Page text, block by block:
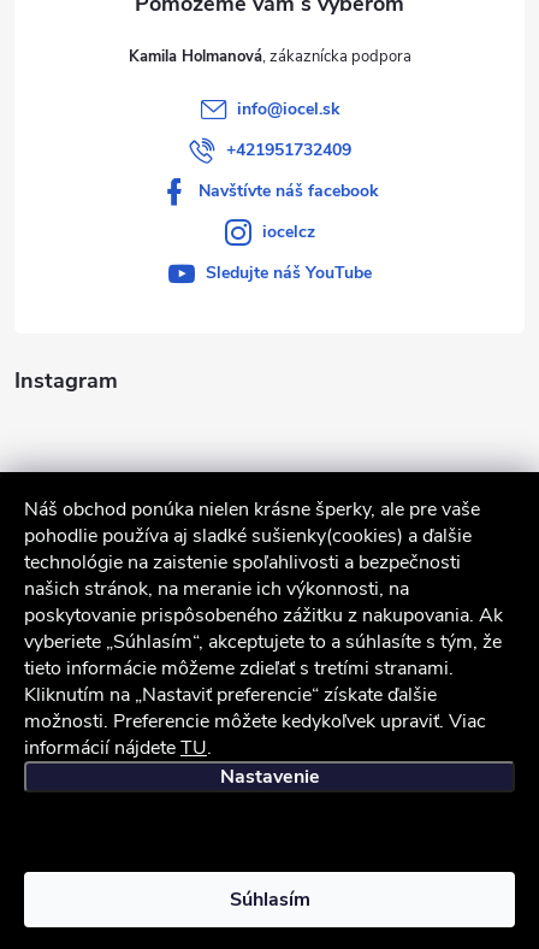
Náš obchod ponúka nielen krásne šperky, ale pre vaše
pohodlie používa aj sladké sušienky(cookies) a ďalšie
technológie na zaistenie spoľahlivosti a bezpečnosti
našich stránok, na meranie ich výkonnosti, na
poskytovanie prispôsobeného zážitku z nakupovania. Ak
vyberiete „Súhlasím“, akceptujete to a súhlasíte s tým, že
tieto informácie môžeme zdieľať s tretími stranami.
Kliknutím na „Nastaviť preferencie“ získate ďalšie
možnosti. Preferencie môžete kedykoľvek upraviť. Viac
informácií nájdeteTU.
Nastavenie
Súhlasím
Instagram
Sledovať na Instagrame
Služby zákazníkom
Kamila Holmanová
info@iocel.sk
+421951732409
Navštívte náš facebook
iocelcz
Sledujte náš YouTube
iocel.sk Obchodné podmienky Ochrana osobných údajov
Vytvoril Shoptet